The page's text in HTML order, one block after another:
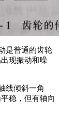
是普通的齿轮
现振动和噪
线倾斜一角
稳，但有轴向